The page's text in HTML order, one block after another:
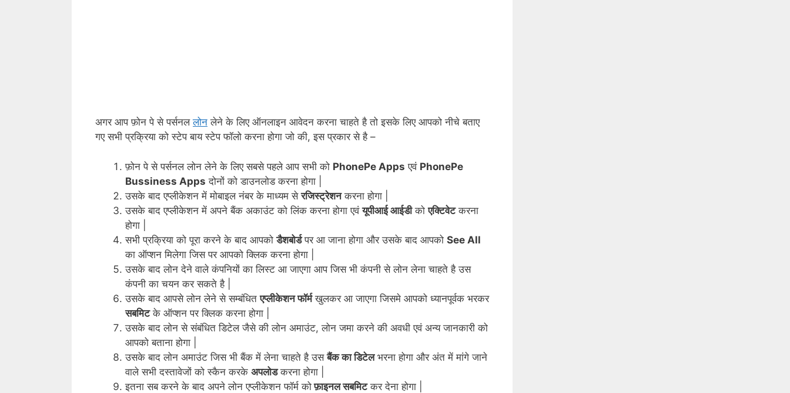
अगर आप फ़ोन पे से पर्सनललोन लेने के लिए ऑनलाइन आवेदन करना चाहते है तो इसके लिए आपको नीचे बताए
गए सभी प्रक्रिया को स्टेप बाय स्टेप फॉलो करना होगा जो की, इस प्रकार से है –
फ़ोन पे से पर्सनल लोन लेने के लिए सबसे पहले आप सभी को PhonePe Apps एवं PhonePe
Bussiness Apps दोनों कोडाउनलोडकरना होगा |
उसके बाद एप्लीकेशन में मोबाइल नंबर के माध्यम सेरजिस्ट्रेशनकरना होगा |
उसके बाद एप्लीकेशन में अपने बैंक अकाउंट को लिंक करना होगा एवंयूपीआई आईडीकोएक्टिवेटकरना
होगा |
सभी प्रक्रिया को पूरा करने के बाद आपकोडैशबोर्डपर आ जाना होगा और उसके बाद आपको See All
का ऑप्शन मिलेगा जिस पर आपको क्लिक करना होगा |
उसके बाद लोन देने वाले कंपनियों का लिस्ट आ जाएगा आप जिस भी कंपनी से लोन लेना चाहते है उस
कंपनी का चयन कर सकते है |
उसके बाद आपसे लोन लेने से सम्बंधितएप्लीकेशन फॉर्मखुलकर आ जाएगा जिसमे आपको ध्यानपूर्वक भरकर
सबमिटके ऑप्शन पर क्लिक करना होगा |
उसके बाद लोन से संबंधित डिटेल जैसे की लोन अमाउंट, लोन जमा करने की अवधी एवं अन्य जानकारी को
आपको बताना होगा |
उसके बाद लोन अमाउंट जिस भी बैंक में लेना चाहते है उसबैंक का डिटेलभरना होगा और अंत मेंमांगेजाने
वाले सभी दस्तावेजों को स्कैन करके अपलोडकरना होगा |
इतना सब करने के बाद अपने लोन एप्लीकेशन फॉर्म कोफ़ाइनल सबमिटकर देना होगा |